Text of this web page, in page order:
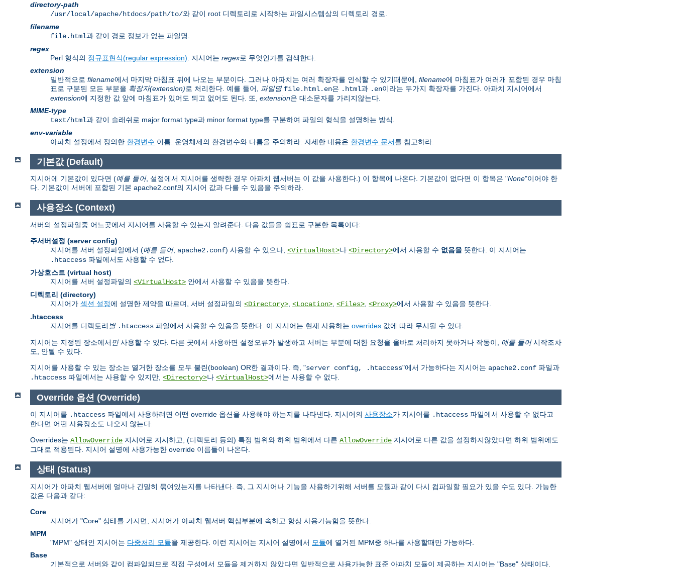
directory-path
/usr/local/apache/htdocs/path/to/와 같이 root 디렉토리로 시작하는 파일시스템상의 디렉토리 경로.
filename
file.html과 같이 경로 정보가 없는 파일명.
regex
Perl 형식의 정규표현식(regular expression) . 지시어는 regex로 무엇인가를 검색한다.
extension
일반적으로 filename에서 마지막 마침표 뒤에 나오는 부분이다. 그러나 아파치는 여러 확장자를 인식할 수 있기때문에, filename에 마침표가 여러개 포함된 경우 마침
표로 구분된 모든 부분을 확장자(extension)로 처리한다. 예를 들어, 파일명 file.html.en은 .html과 .en이라는 두가지 확장자를 가진다. 아파치 지시어에서
extension에 지정한 값 앞에 마침표가 있어도 되고 없어도 된다. 또, extension은 대소문자를 가리지않는다.
MIME-type
text/html과 같이 슬래쉬로 major format type과 minor format type를 구분하여 파일의 형식을 설명하는 방식.
env-variable
아파치 설정에서 정의한 환경변수 이름. 운영체제의 환경변수와 다름을 주의하라. 자세한 내용은 환경변수 문서를 참고하라.
기본값 (Default)
지시어에 기본값이 있다면 (예를 들어, 설정에서 지시어를 생략한 경우 아파치 웹서버는 이 값을 사용한다.) 이 항목에 나온다. 기본값이 없다면 이 항목은 "None"이어야 한
다. 기본값이 서버에 포함된 기본 apache2.conf의 지시어 값과 다를 수 있음을 주의하라.
사용장소 (Context)
서버의 설정파일중 어느곳에서 지시어를 사용할 수 있는지 알려준다. 다음 값들을 쉼표로 구분한 목록이다:
주서버설정 (server config)
지시어를 서버 설정파일에서 (예를 들어, apache2.conf) 사용할 수 있으나, <VirtualHost>나 <Directory>에서 사용할 수 없음을 뜻한다. 이 지시어는
.htaccess 파일에서도 사용할 수 없다.
가상호스트 (virtual host)
지시어를 서버 설정파일의 <VirtualHost> 안에서 사용할 수 있음을 뜻한다.
디렉토리 (directory)
지시어가 섹션 설정에 설명한 제약을 따르며, 서버 설정파일의 <Directory> <Location> <Files> <Proxy>에서 사용할 수 있음을 뜻한다.
.htaccess
지시어를 디렉토리 별 .htaccess 파일에서 사용할 수 있음을 뜻한다. 이 지시어는 현재 사용하는 overrides 값에 따라 무시될 수 있다.
지시어는 지정된 장소에서 만사용할 수 있다. 다른 곳에서 사용하면 설정오류가 발생하고 서버는 부분에 대한 요청을 올바로 처리하지 못하거나 작동이, 예를 들어시작조차
도, 안될 수 있다.
지시어를 사용할 수 있는 장소는 열거한 장소를 모두 불린(boolean) OR한 결과이다. 즉, "server config, .htaccess"에서 가능하다는 지시어는 apache2.conf 파일과
.htaccess 파일에서는 사용할 수 있지만, <Directory>나 <VirtualHost>에서는 사용할 수 없다.
Override 옵션 (Override)
이 지시어를 .htaccess 파일에서 사용하려면 어떤 override 옵션을 사용해야 하는지를 나타낸다. 지시어의 사용장소가 지시어를 .htaccess 파일에서 사용할 수 없다고
한다면 어떤 사용장소도 나오지 않는다.
Overrides는 AllowOverride 지시어로 지시하고, (디렉토리 등의) 특정 범위와 하위 범위에서 다른 AllowOverride 지시어로 다른 값을 설정하지않았다면 하위 범위에도
그대로 적용된다. 지시어 설명에 사용가능한 override 이름들이 나온다.
상태 (Status)
지시어가 아파치 웹서버에 얼마나 긴밀히 묶여있는지를 나타낸다. 즉, 그 지시어나 기능을 사용하기위해 서버를 모듈과 같이 다시 컴파일할 필요가 있을 수도 있다. 가능한
값은 다음과 같다:
Core
지시어가 "Core" 상태를 가지면, 지시어가 아파치 웹서버 핵심부분에 속하고 항상 사용가능함을 뜻한다.
MPM
"MPM" 상태인 지시어는 다중처리 모듈을 제공한다. 이런 지시어는 지시어 설명에서 모듈에 열거된 MPM중 하나를 사용할때만 가능하다.
Base
기본적으로 서버와 같이 컴파일되므로 직접 구성에서 모듈을 제거하지 않았다면 일반적으로 사용가능한 표준 아파치 모듈이 제공하는 지시어는 "Base" 상태이다.